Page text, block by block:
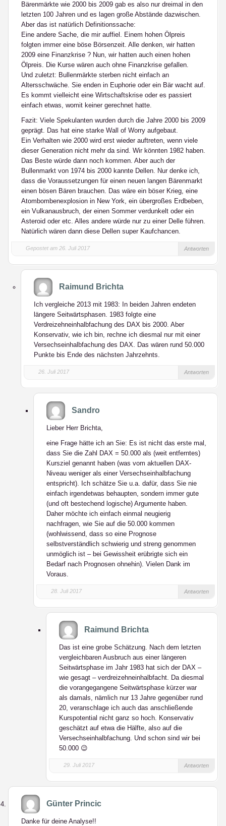
Bärenmärkte wie 2000 bis 2009 gab es also nur dreimal in den
letzten 100 Jahren und es lagen große Abstände dazwischen.
Aber das ist natürlich Definitionssache:
Eine andere Sache, die mir auffiel. Einem hohen Ölpreis
folgten immer eine böse Börsenzeit. Alle denken, wir hatten
2009 eine Finanzkrise ? Nun, wir hatten auch einen hohen
Ölpreis. Die Kurse wären auch ohne Finanzkrise gefallen.
Und zuletzt: Bullenmärkte sterben nicht einfach an
Altersschwäche. Sie enden in Euphorie oder ein Bär wacht auf.
Es kommt vielleicht eine Wirtschaftskrise oder es passiert
einfach etwas, womit keiner gerechnet hatte.
Fazit: Viele Spekulanten wurden durch die Jahre 2000 bis 2009
geprägt. Das hat eine starke Wall of Worry aufgebaut.
Ein Verhalten wie 2000 wird erst wieder auftreten, wenn viele
dieser Generation nicht mehr da sind. Wir könnten 1982 haben.
Das Beste würde dann noch kommen. Aber auch der
Bullenmarkt von 1974 bis 2000 kannte Dellen. Nur denke ich,
dass die Voraussetzungen für einen neuen langen Bärenmarkt
einen bösen Bären brauchen. Das wäre ein böser Krieg, eine
Atombombenexplosion in New York, ein übergroßes Erdbeben,
ein Vulkanausbruch, der einen Sommer verdunkelt oder ein
Asteroid oder etc. Alles andere würde nur zu einer Delle führen.
Natürlich wären dann diese Dellen super Kaufchancen.
Gepostet am 26. Juli 2017 Antworten
Raimund Brichta
Ich vergleiche 2013 mit 1983: In beiden Jahren endeten
längere Seitwärtsphasen. 1983 folgte eine
Verdreizehneinhalbfachung des DAX bis 2000. Aber
Konservativ, wie ich bin, rechne ich diesmal nur mit einer
Versechseinhalbfachung des DAX. Das wären rund 50.000
Punkte bis Ende des nächsten Jahrzehnts.
26. Juli 2017 Antworten
Sandro
Lieber Herr Brichta,
eine Frage hätte ich an Sie: Es ist nicht das erste mal,
dass Sie die Zahl DAX = 50.000 als (weit entferntes)
Kursziel genannt haben (was vom aktuellen DAX-
Niveau weniger als einer Versechseinhalbfachung
entspricht). Ich schätze Sie u.a. dafür, dass Sie nie
einfach irgendetwas behaupten, sondern immer gute
(und oft bestechend logische) Argumente haben.
Daher möchte ich einfach einmal neugierig
nachfragen, wie Sie auf die 50.000 kommen
(wohlwissend, dass so eine Prognose
selbstverständlich schwierig und streng genommen
unmöglich ist – bei Gewissheit erübrigte sich ein
Bedarf nach Prognosen ohnehin). Vielen Dank im
Voraus.
28. Juli 2017 Antworten
Raimund Brichta
Das ist eine grobe Schätzung. Nach dem letzten
vergleichbaren Ausbruch aus einer längeren
Seitwärtsphase im Jahr 1983 hat sich der DAX –
wie gesagt – verdreizehneinhalbfacht. Da diesmal
die vorangegangene Seitwärtsphase kürzer war
als damals, nämlich nur 13 Jahre gegenüber rund
20, veranschlage ich auch das anschließende
Kurspotential nicht ganz so hoch. Konservativ
geschätzt auf etwa die Hälfte, also auf die
Versechseinhalbfachung. Und schon sind wir bei
50.000 😉
29. Juli 2017 Antworten
Günter Princic
Danke für deine Analyse!!